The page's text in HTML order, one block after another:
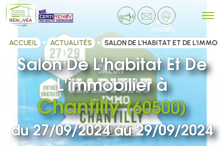
ACCUEIL ACTUALITÉS SALON DE L'HABITAT ET DE
Salon De L'habitat Et De
L'immobilier à
Chantilly(60500)
du 27/09/2024 au 29/09/2024